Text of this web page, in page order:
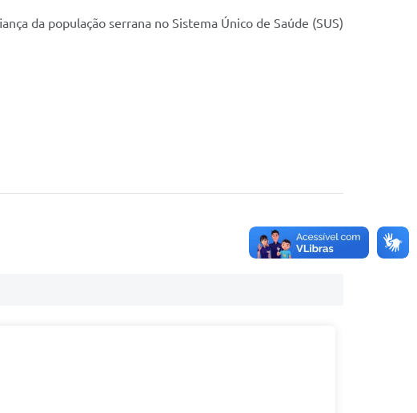
da população serrana no Sistema Único de Saúde (SUS)